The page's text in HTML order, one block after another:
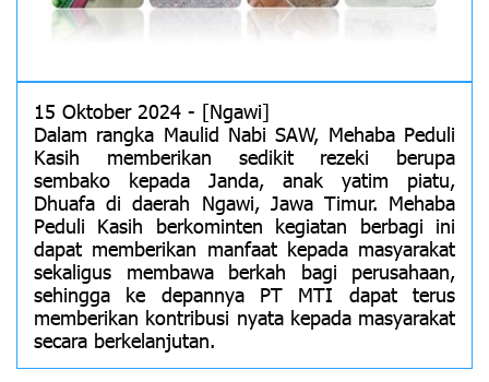
15 Oktober 2024 - [Ngawi]
Dalam rangka Maulid Nabi SAW, Mehaba Peduli
Kasih memberikan sedikit rezeki berupa
sembako kepada Janda, anak yatim piatu,
Dhuafa di daerah Ngawi, Jawa Timur. Mehaba
Peduli Kasih berkominten kegiatan berbagi ini
dapat memberikan manfaat kepada masyarakat
sekaligus membawa berkah bagi perusahaan,
sehingga ke depannya PT MTI dapat terus
memberikan kontribusi nyata kepada masyarakat
secara berkelanjutan.